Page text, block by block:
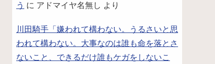
う に アドマイヤ名無し より
川田騎手「嫌われて構わない。うるさいと思
われて構わない。大事なのは誰も命を落とさ
ないこと、できるだけ誰もケガをしないこ